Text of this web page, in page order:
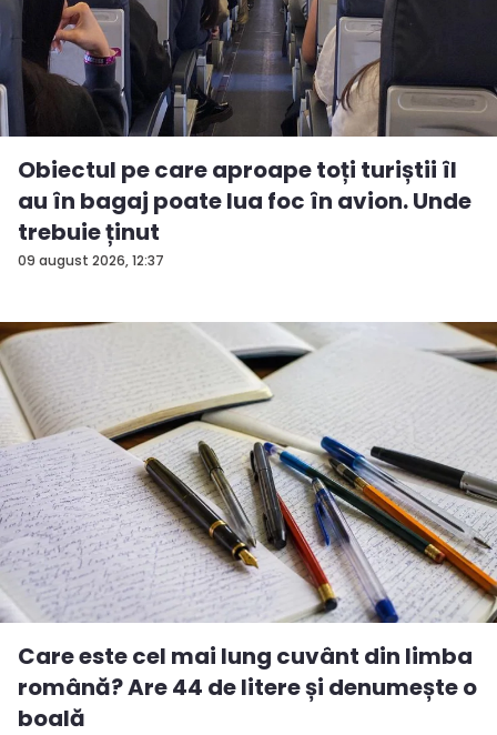
09 august 2026, 12:37
Obiectul pe care aproape toți turiștii îl
au în bagaj poate lua foc în avion. Unde
trebuie ținut
Care este cel mai lung cuvânt din limba
română? Are 44 de litere și denumește o
boală